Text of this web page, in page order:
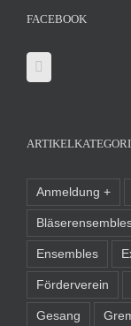
FACEBOOK
Anmeldung +
Ensembles
Förderverein
Gesang